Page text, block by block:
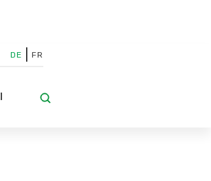
DE FR